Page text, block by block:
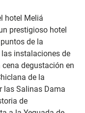
hotel Meliá
prestigioso hotel
de la
instalaciones de
degustación en
de la
las Salinas Dama
de